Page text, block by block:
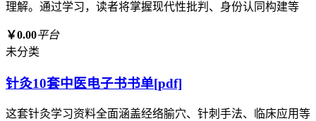
理解。通过学习，读者将掌握现代性批判、身份认同构建等
￥0.00平台
未分类
针灸10套中医电子书书单[pdf]
这套针灸学习资料全面涵盖经络腧穴、针刺手法、临床应用等